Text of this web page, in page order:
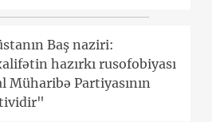
Baş naziri:
hazırkı rusofobiyası
Müharibə Partiyasının